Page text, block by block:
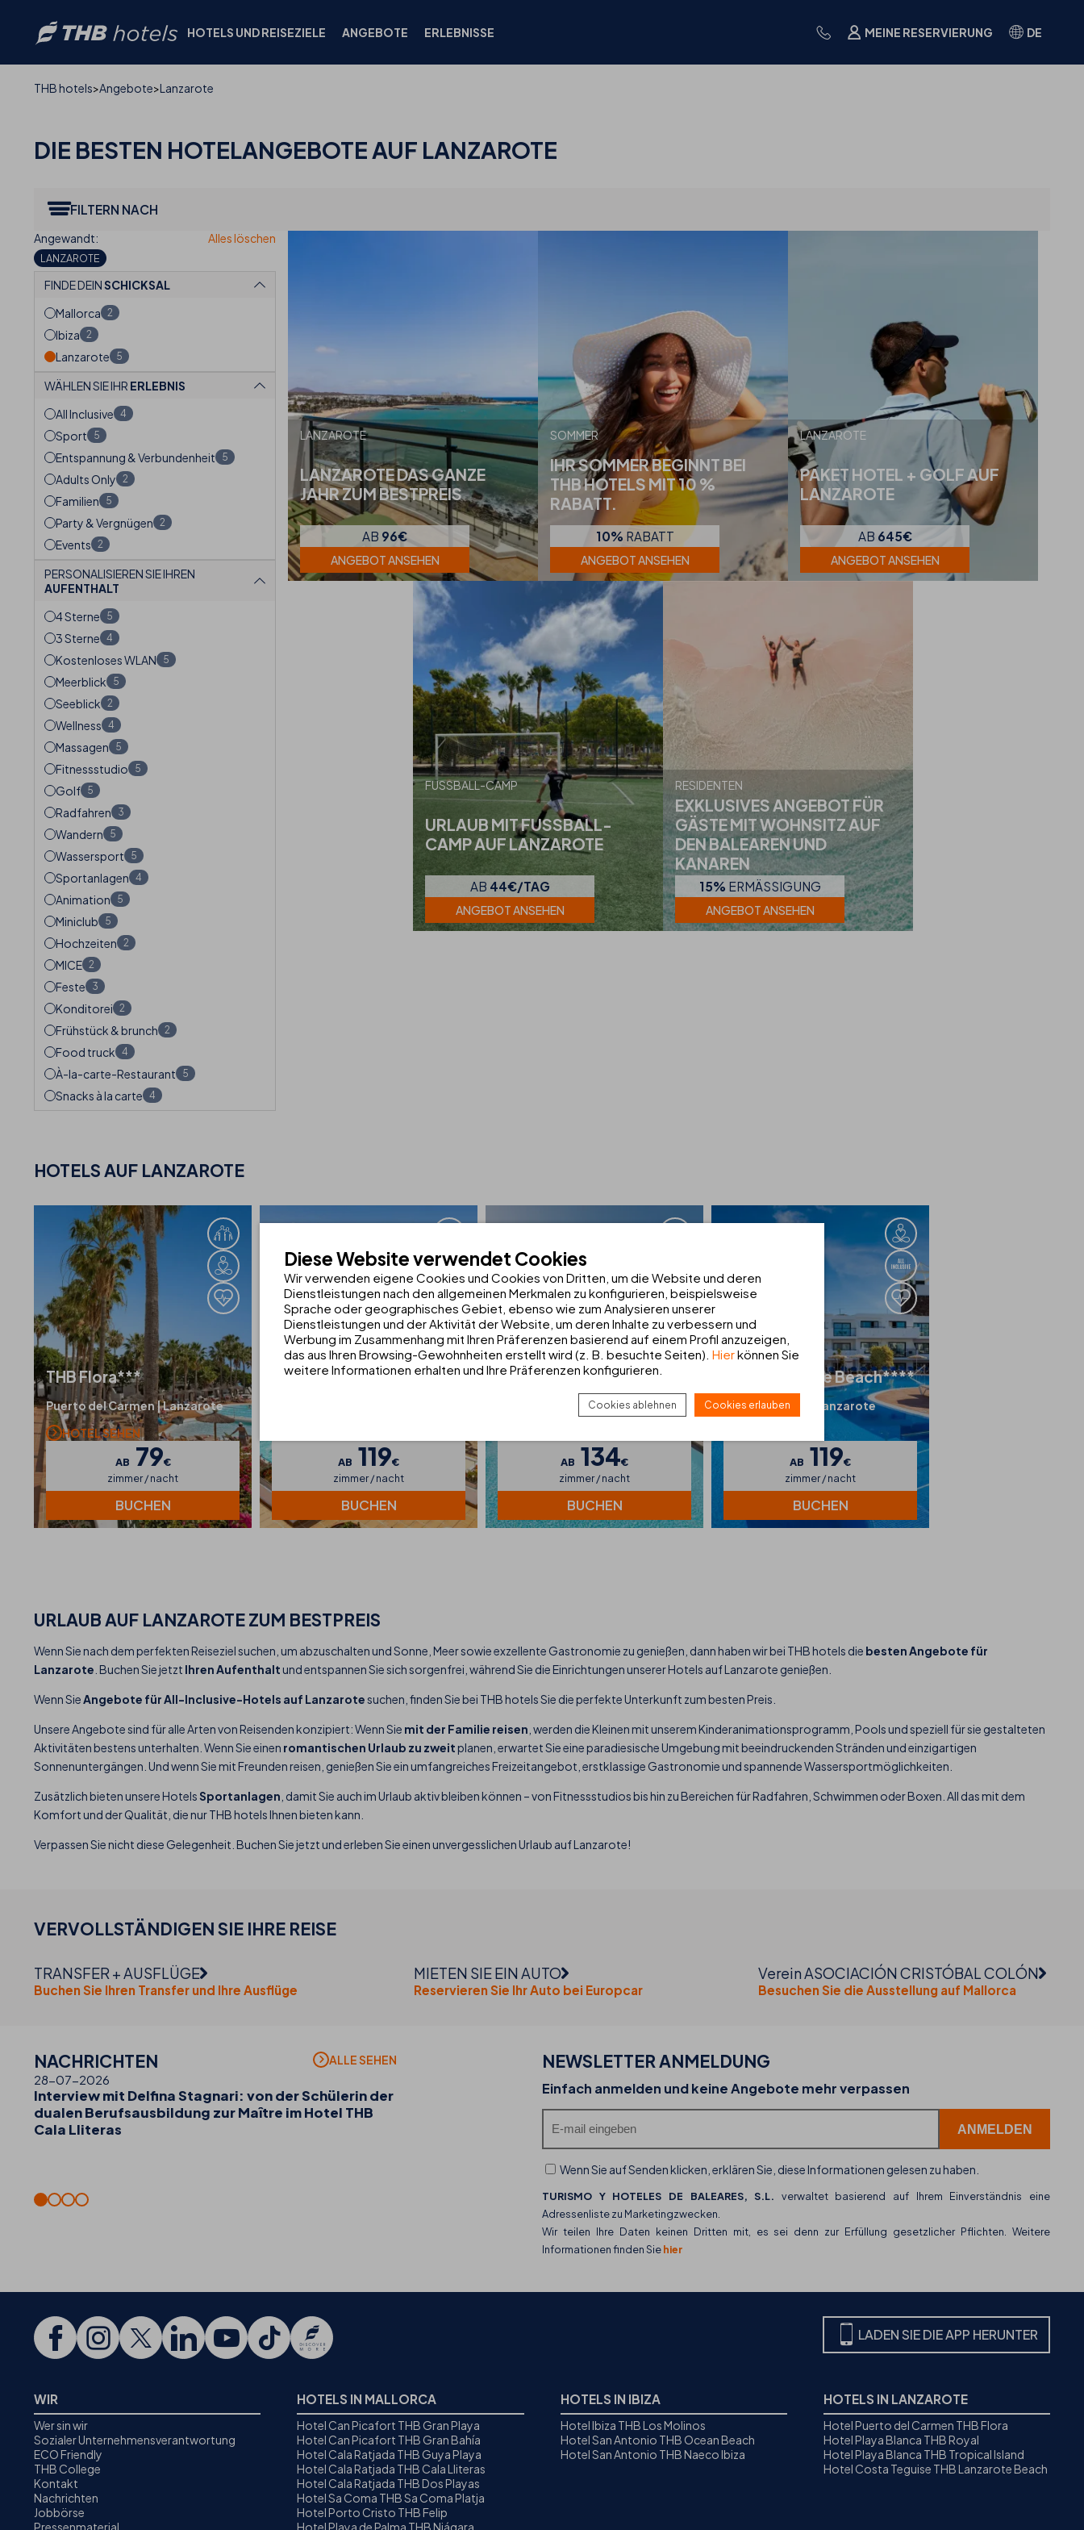
HOTELS UND REISEZIELE ANGEBOTE ERLEBNISSE MEINE RESERVIERUNG DE
THB hotels Angebote Lanzarote
DIE BESTEN HOTELANGEBOTE AUF LANZAROTE
FILTERN NACH
LANZAROTE
FINDE DEINSCHICKSAL
Mallorca 2
Ibiza 2
Lanzarote 5
WÄHLEN SIE IHR ERLEBNIS
All Inclusive 4
Sport 5
Entspannung & Verbundenheit 5
Adults Only 2
Familien 5
Party & Vergnügen 2
Events 2
PERSONALISIEREN SIE IHREN
AUFENTHALT
4 Sterne
5
3 Sterne 4
Kostenloses WLAN 5
Meerblick 5
Seeblick 2
Wellness 4
Massagen 5
Fitnessstudio 5
Golf 5
Radfahren 3
Wandern 5
Wassersport 5
Sportanlagen 4
Animation 5
Miniclub 5
Hochzeiten 2
MICE 2
Feste 3
Konditorei 2
Frühstück & brunch 2
Food truck 4
À-la-carte-Restaurant 5
Snacks à la carte 4
LANZAROTE
LANZAROTE DAS GANZE
JAHR ZUM BESTPREIS
AB 96€
ANGEBOT ANSEHEN
SOMMER
IHR SOMMER BEGINNT BEI
THB HOTELS MIT 10 %
RABATT.
10% RABATT
ANGEBOT ANSEHEN
LANZAROTE
PAKET HOTEL + GOLF AUF
LANZAROTE
AB 645€
ANGEBOT ANSEHEN
FUSSBALL-CAMP
URLAUB MIT FUSSBALL-C
AMP AUF LANZAROTE
AB 44€/TAG
ANGEBOT ANSEHEN
RESIDENTEN
EXKLUSIVES ANGEBOT FÜR
GÄSTE MIT WOHNSITZ AUF
DEN BALEAREN UND
KANAREN
15% ERMÄSSIGUNG
ANGEBOT ANSEHEN
HOTELS AUF LANZAROTE
THBFlora***
Puerto del Carmen | Lanzarote
HOTEL SEHEN
AB 79€
zimmer / nacht
BUCHEN
THBRoyal****
AB 119€
zimmer / nacht
BUCHEN
THBTropical Island****
Playa Blanca | Lanzarote
AB 134€
zimmer / nacht
BUCHEN
Lanzarote Beach****
Costa Teguise | Lanzarote
AB 119€
zimmer / nacht
BUCHEN
URLAUB AUF LANZAROTE ZUM BESTPREIS
Wenn Sie nach dem perfekten Reiseziel suchen, um abzuschalten und Sonne, Meer sowie exzellente Gastronomie zu genießen, dann haben wir bei THB hotels die besten Angebote für
Lanzarote . Buchen Sie jetzt Ihren Aufenthaltund entspannen Sie sich sorgenfrei, während Sie die Einrichtungen unserer Hotels auf Lanzarote genießen.
Wenn SieAngebote für All-Inclusive-Hotels auf Lanzarotesuchen, finden Sie bei THB hotels Sie die perfekte Unterkunft zum besten Preis.
Unsere Angebote sind für alle Arten von Reisenden konzipiert: Wenn Sie mit der Familie reisen , werden die Kleinen mit unserem Kinderanimationsprogramm, Pools und speziell für sie gestalteten
Aktivitäten bestens unterhalten. Wenn Sie einen romantischen Urlaub zu zweitplanen, erwartet Sie eine paradiesische Umgebung mit beeindruckenden Stränden und einzigartigen
Sonnenuntergängen. Und wenn Sie mit Freunden reisen, genießen Sie ein umfangreiches Freizeitangebot, erstklassige Gastronomie und spannende Wassersportmöglichkeiten.
Zusätzlich bieten unsere HotelsSportanlagen , damit Sie auch im Urlaub aktiv bleiben können – von Fitnessstudios bis hin zu Bereichen für Radfahren, Schwimmen oder Boxen. All das mit dem
Komfort und der Qualität, die nur THB hotels Ihnen bieten kann.
Verpassen Sie nicht diese Gelegenheit. Buchen Sie jetzt und erleben Sie einen unvergesslichen Urlaub auf Lanzarote!
VERVOLLSTÄNDIGEN SIE IHRE REISE
TRANSFER + AUSFLÜGE
Buchen Sie Ihren Transfer und Ihre Ausflüge
MIETEN SIE EIN AUTO
Reservieren Sie Ihr Auto bei Europcar
Verein ASOCIACIÓN CRISTÓBAL COLÓN
Besuchen Sie die Ausstellung auf Mallorca
NACHRICHTEN ALLE SEHEN
28-07-2026
Interview mit Delfina Stagnari: von der Schülerin der
dualen Berufsausbildung zur Maître im Hotel THB
Cala Lliteras
Entdecken Sie die Food Trucks von THB hotels und
ihr kulinarisches Angebot
THB hotels führt WhatsApp als neuen
Kundenservice-Kanal ein
NEWSLETTER ANMELDUNG
Einfach anmelden und keine Angebote mehr verpassen
Wenn Sie auf Senden klicken, erklären Sie, diese Informationen gelesen zu haben.
TURISMO Y HOTELES DE BALEARES, S.L. verwaltet basierend auf Ihrem Einverständnis eine
Adressenliste zu Marketingzwecken.
Wir teilen Ihre Daten keinen Dritten mit, es sei denn zur Erfüllung gesetzlicher Pflichten. Weitere
Informationen finden Siehier
LADEN SIE DIE APP HERUNTER
WIR
Wer sin wir
Sozialer Unternehmensverantwortung
ECO Friendly
THB College
Kontakt
Nachrichten
Jobbörse
Pressenmaterial
HOTELS IN MALLORCA
Hotel Can Picafort THB Gran Playa
Hotel Can Picafort THB Gran Bahía
Hotel Cala Ratjada THB Guya Playa
Hotel Cala Ratjada THB Cala Lliteras
Hotel Cala Ratjada THB Dos Playas
Hotel Sa Coma THB Sa Coma Platja
Hotel Porto Cristo THB Felip
Hotel Playa de Palma THB Niágara
HOTELS IN IBIZA
Hotel Ibiza THB Los Molinos
Hotel San Antonio THB Ocean Beach
Hotel San Antonio THB Naeco Ibiza
HOTELS IN LANZAROTE
Hotel Puerto del Carmen THB Flora
Hotel Playa Blanca THB Royal
Hotel Playa Blanca THB Tropical Island
Hotel Costa Teguise THB Lanzarote Beach
Diese Website verwendet Cookies
Wir verwenden eigene Cookies und Cookies von Dritten, um die Website und deren
Dienstleistungen nach den allgemeinen Merkmalen zu konfigurieren, beispielsweise
Sprache oder geographisches Gebiet, ebenso wie zum Analysieren unserer
Dienstleistungen und der Aktivität der Website, um deren Inhalte zu verbessern und
Werbung im Zusammenhang mit Ihren Präferenzen basierend auf einem Profil anzuzeigen,
das aus Ihren Browsing-Gewohnheiten erstellt wird (z. B. besuchte Seiten). Hierkönnen Sie
weitere Informationen erhalten und Ihre Präferenzen konfigurieren.
Cookies ablehnen Cookies erlauben